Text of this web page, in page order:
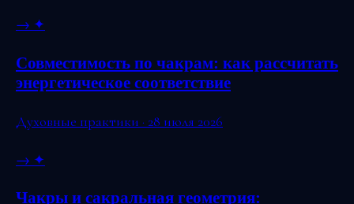
→ ✦
Совместимость по чакрам: как рассчитать
энергетическое соответствие
Духовные практики · 28 июля 2026
→ ✦
Чакры и сакральная геометрия: